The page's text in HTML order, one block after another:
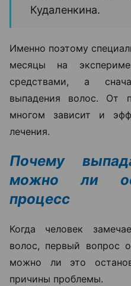
Кудаленкина.
Именно поэтому
месяцы на
средствами, а
выпадения волос. От
многом зависит и
лечения.
Почему
можно ли
процесс
Когда человек
волос, первый вопрос
можно ли это
причины проблемы.